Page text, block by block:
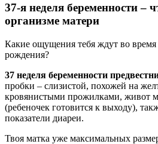
37-я неделя беременности –
организме матери
Какие ощущения тебя ждут во
рождения?
37 неделя беременности
пробки – слизистой, похожей на
кровянистыми прожилками, живот
(ребеночек готовится к выходу),
показатели диареи.
Твоя матка уже максимальных